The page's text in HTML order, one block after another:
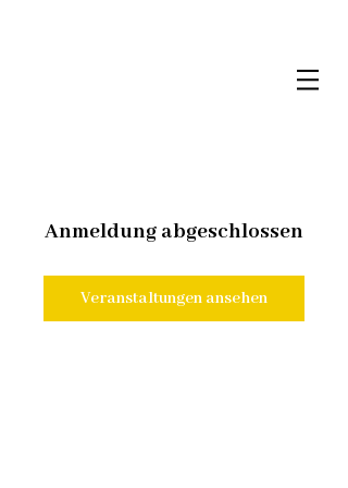
Anmeldung abgeschlossen
Veranstaltungen ansehen